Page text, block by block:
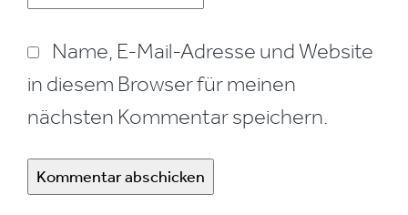
Name, E-Mail-Adresse und Website
in diesem Browser für meinen
nächsten Kommentar speichern.